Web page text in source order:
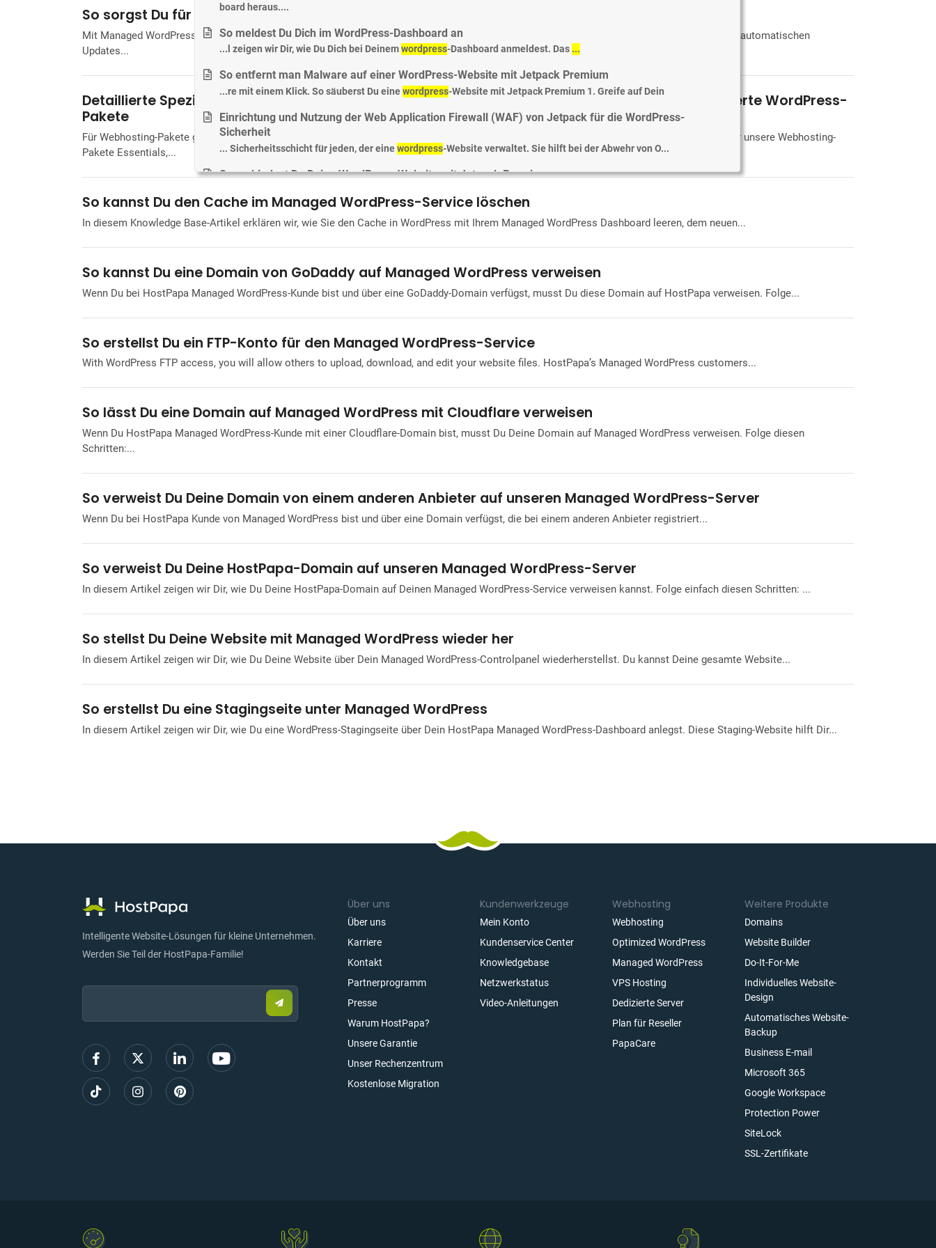
So sorgst Du für automatische Updates für Plugins und Themes mit Managed WordPress
Mit Managed WordPress erhältst Du die Flexibilität, Updates für WordPress-Versionen, -Plugins und -Themes zu verwalten. Das Aktivieren von automatischen
Updates...
Detaillierte Spezifikationen für die Nutzung von Serverressourcen für Shared Hosting und optimierte WordPress-
Pakete
Für Webhosting-Pakete gelten Konto- und Serverbegrenzungen. In der folgenden Übersicht findest du die spezifischen Serverressourcen, die für unsere Webhosting-
Pakete Essentials,...
So kannst Du den Cache im Managed WordPress-Service löschen
In diesem Knowledge Base-Artikel erklären wir, wie Sie den Cache in WordPress mit Ihrem Managed WordPress Dashboard leeren, dem neuen...
So kannst Du eine Domain von GoDaddy auf Managed WordPress verweisen
Wenn Du bei HostPapa Managed WordPress-Kunde bist und über eine GoDaddy-Domain verfügst, musst Du diese Domain auf HostPapa verweisen. Folge...
So erstellst Du ein FTP-Konto für den Managed WordPress-Service
With WordPress FTP access, you will allow others to upload, download, and edit your website files. HostPapa’s Managed WordPress customers...
So lässt Du eine Domain auf Managed WordPress mit Cloudflare verweisen
Wenn Du HostPapa Managed WordPress-Kunde mit einer Cloudflare-Domain bist, musst Du Deine Domain auf Managed WordPress verweisen. Folge diesen
Schritten:...
So verweist Du Deine Domain von einem anderen Anbieter auf unseren Managed WordPress-Server
Wenn Du bei HostPapa Kunde von Managed WordPress bist und über eine Domain verfügst, die bei einem anderen Anbieter registriert...
So verweist Du Deine HostPapa-Domain auf unseren Managed WordPress-Server
In diesem Artikel zeigen wir Dir, wie Du Deine HostPapa-Domain auf Deinen Managed WordPress-Service verweisen kannst. Folge einfach diesen Schritten: ...
So stellst Du Deine Website mit Managed WordPress wieder her
In diesem Artikel zeigen wir Dir, wie Du Deine Website über Dein Managed WordPress-Controlpanel wiederherstellst. Du kannst Deine gesamte Website...
So erstellst Du eine Stagingseite unter Managed WordPress
In diesem Artikel zeigen wir Dir, wie Du eine WordPress-Stagingseite über Dein HostPapa Managed WordPress-Dashboard anlegst. Diese Staging-Website hilft Dir...
Intelligente Website-Lösungen für kleine Unternehmen.
Werden Sie Teil der HostPapa-Familie!
Email:
Senden
Sie
E-
Über uns
Über uns
Karriere
Kontakt
Partnerprogramm
Presse
Warum HostPapa?
Unsere Garantie
Unser Rechenzentrum
Kostenlose Migration
Kundenwerkzeuge
Mein Konto
Kundenservice Center
Knowledgebase
Netzwerkstatus
Video-Anleitungen
Webhosting
Webhosting
Optimized WordPress
Managed WordPress
VPS Hosting
Dedizierte Server
Plan für Reseller
PapaCare
Weitere Produkte
Domains
Website Builder
Do-It-For-Me
Individuelles Website-
Design
Automatisches Website-
Backup
Business E-mail
Microsoft 365
Google Workspace
Protection Power
SiteLock
SSL-Zertifikate
board heraus....
So meldest Du Dich im WordPress-Dashboard an
...l zeigen wir Dir, wie Du Dich bei Deinemwordpress-Dashboard anmeldest. Das ...
So entfernt man Malware auf einer WordPress-Website mit Jetpack Premium
...re mit einem Klick. So säuberst Du einewordpress-Website mit Jetpack Premium 1. Greife auf Dein
Einrichtung und Nutzung der Web Application Firewall (WAF) von Jetpack für die WordPress-
Sicherheit
... Sicherheitsschicht für jeden, der einewordpress-Website verwaltet. Sie hilft bei der Abwehr von O...
So verbindest Du Deine WordPress-Website mit Jetpack Premium
So verwalten Sie Ihre WordPress-Datenbank mit dem phpMyAdmin-Tool im Managed WordPress-
...m HostPapa Dashboard an. Klicke auf Meinwordpress. Wähle den Namen der Website aus, die Du verwalt...
So änderst Du die PHP-Version mit Managed WordPress
d....
So fügst Du ein Passwort für Deine Website mit Managed WordPress ein
Alle Ergebnisse anzeigen